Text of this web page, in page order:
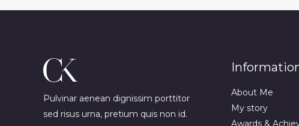
Pulvinar aenean dignissim porttitor
sed risus urna, pretium quis non id.
About Me
My story
Awards &